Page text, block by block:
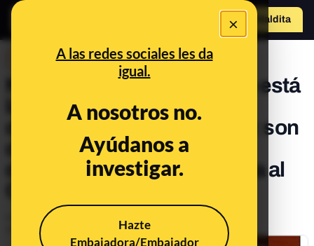
×
A las redes sociales les da
igual.
A nosotros no.
Ayúdanos a
investigar.
Hazte
Embajadora/Embajador
Hazte Maldito
No, estos vídeos donde no está
la papeleta de Vox no
demuestran un pucherazo: son
de Santa Cruz de Tenerife,
donde Vox no presenta lista al
Publicado el
Actualizado el
Jul 23, 2023, 4:50:00 PM